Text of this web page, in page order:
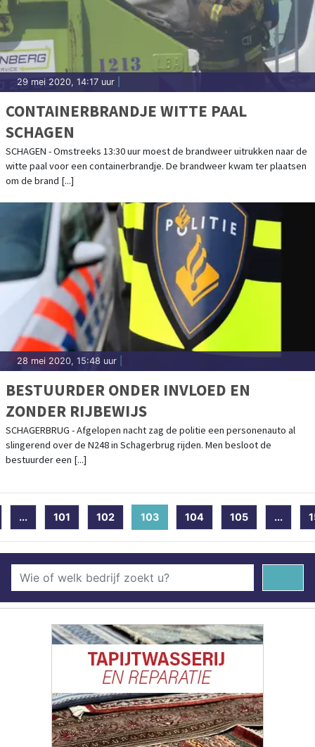
29 mei 2020, 14:17 uur
CONTAINERBRANDJE WITTE PAAL
SCHAGEN
SCHAGEN - Omstreeks 13:30 uur moest de brandweer uitrukken naar de
witte paal voor een containerbrandje. De brandweer kwam ter plaatsen
om de brand [...]
28 mei 2020, 15:48 uur
BESTUURDER ONDER INVLOED EN
ZONDER RIJBEWIJS
SCHAGERBRUG - Afgelopen nacht zag de politie een personenauto al
slingerend over de N248 in Schagerbrug rijden. Men besloot de
bestuurder een [...]
... 101 102 103 (current)
104 105 ...